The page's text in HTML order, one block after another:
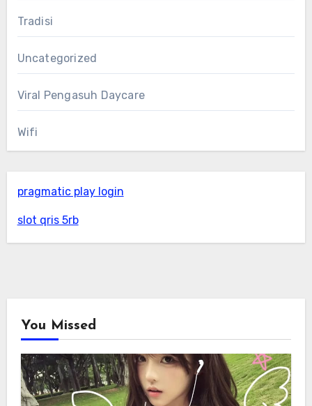
Tradisi
Uncategorized
Viral Pengasuh Daycare
Wifi
pragmatic play login
slot qris 5rb
You Missed